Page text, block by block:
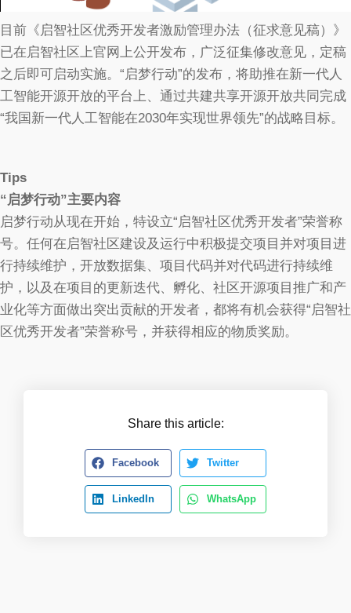
目前《启智社区优秀开发者激励管理办法（征求意见稿）》
已在启智社区上官网上公开发布，广泛征集修改意见，定稿
之后即可启动实施。“启梦行动”的发布，将助推在新一代人
工智能开源开放的平台上、通过共建共享开源开放共同完成
“我国新一代人工智能在2030年实现世界领先”的战略目标。
Tips
“启梦行动”主要内容
启梦行动从现在开始，特设立“启智社区优秀开发者”荣誉称
号。任何在启智社区建设及运行中积极提交项目并对项目进
行持续维护，开放数据集、项目代码并对代码进行持续维
护，以及在项目的更新迭代、孵化、社区开源项目推广和产
业化等方面做出突出贡献的开发者，都将有机会获得“启智社
区优秀开发者”荣誉称号，并获得相应的物质奖励。
Share this article:
Facebook Twitter
LinkedIn WhatsApp